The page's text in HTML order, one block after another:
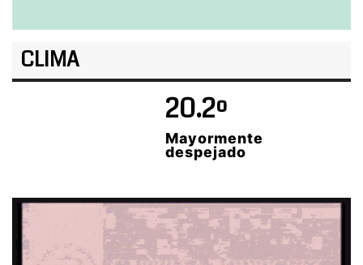
CLIMA
20.2º
Mayormente
despejado